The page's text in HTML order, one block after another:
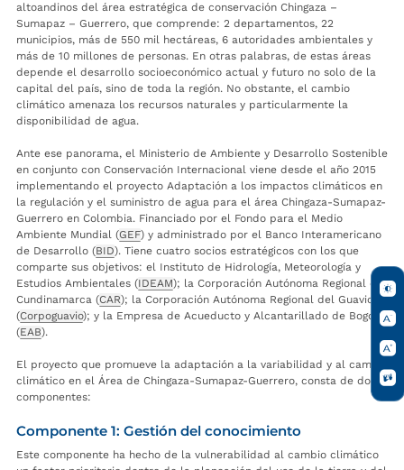
altoandinos del área estratégica de conservación Chingaza –
Sumapaz – Guerrero, que comprende: 2 departamentos, 22
municipios, más de 550 mil hectáreas, 6 autoridades ambientales y
más de 10 millones de personas. En otras palabras, de estas áreas
depende el desarrollo socioeconómico actual y futuro no solo de la
capital del país, sino de toda la región. No obstante, el cambio
climático amenaza los recursos naturales y particularmente la
disponibilidad de agua.
Ante ese panorama, el Ministerio de Ambiente y Desarrollo Sostenible
en conjunto con Conservación Internacional viene desde el año 2015
implementando el proyecto Adaptación a los impactos climáticos en
la regulación y el suministro de agua para el área Chingaza-Sumapaz-
Guerrero en Colombia. Financiado por el Fondo para el Medio
Ambiente Mundial (GEF) y administrado por el Banco Interamericano
de Desarrollo (BID). Tiene cuatro socios estratégicos con los que
comparte sus objetivos: el Instituto de Hidrología, Meteorología y
Estudios Ambientales (IDEAM); la Corporación Autónoma Regional de
Cundinamarca (CAR); la Corporación Autónoma Regional del Guavio
(Corpoguavio); y la Empresa de Acueducto y Alcantarillado de Bogotá
(EAB).
El proyecto que promueve la adaptación a la variabilidad y al cambio
climático en el Área de Chingaza-Sumapaz-Guerrero, consta de dos
componentes:
Componente 1: Gestión del conocimiento
Este componente ha hecho de la vulnerabilidad al cambio climático